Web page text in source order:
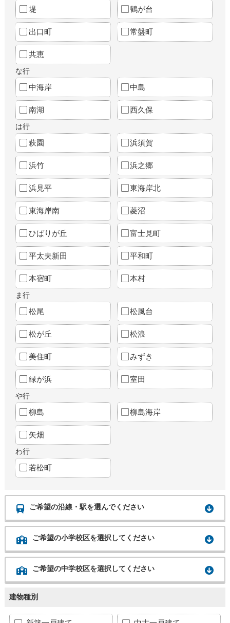
堤 鶴が台
出口町 常盤町
共恵
な行
中海岸 中島
南湖 西久保
は行
萩園 浜須賀
浜竹 浜之郷
浜見平 東海岸北
東海岸南 菱沼
ひばりが丘 富士見町
平太夫新田 平和町
本宿町 本村
ま行
松尾 松風台
松が丘 松浪
美住町 みずき
緑が浜 室田
や行
柳島 柳島海岸
矢畑
わ行
若松町
ご希望の沿線・駅を選んでください
ご希望の小学校区を選択してください
ご希望の中学校区を選択してください
建物種別